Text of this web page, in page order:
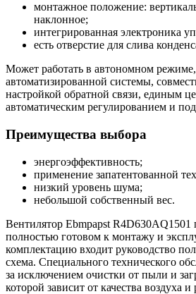
монтажное положение:
наклонное;
интегрированная электроника
есть отверстие для слива
Может работать в автономном режиме,
автоматизированной системы,
настройкой обратной связи, единым
автоматическим регулированием и
Преимущества выбора
энергоэффективность;
применение запатентованной
низкий уровень шума;
небольшой собственный вес.
Вентилятор Ebmpapst R4D630AQ1501
полностью готовом к монтажу и
комплектацию входит руководство
схема. Специального технического
за исключением очистки от пыли и
которой зависит от качества воздуха